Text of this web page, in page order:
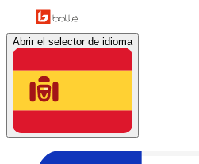
Abrir el selector de idioma